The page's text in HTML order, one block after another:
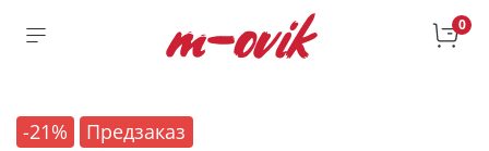
0
-21% Предзаказ